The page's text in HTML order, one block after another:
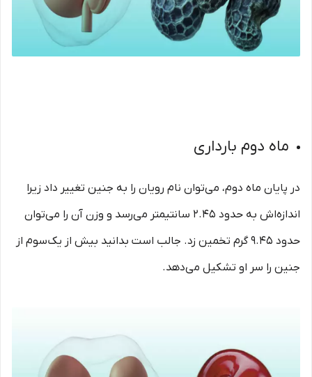
ماه دوم بارداری
در پایان ماه دوم، می‌توان نام رویان را به جنین تغییر داد زیرا
اندازه‌اش به حدود ۲.۴۵ سانتیمتر می‌رسد و وزن آن را می‌توان
حدود ۹.۴۵ گرم تخمین زد. جالب است بدانید بیش از یک‌سوم از
جنین را سر او تشکیل می‌دهد.